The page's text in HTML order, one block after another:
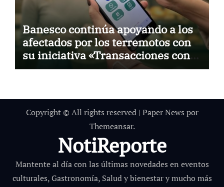
Banesco continúa apoyando a los
afectados por los terremotos con
su iniciativa «Transacciones con
propósito»
Copyright © All rights reserved | Paper News por
Themeansar.
NotiReporte
Mantente al día con las últimas novedades en eventos
culturales, Gastronomía, Salud y bienestar y mucho más